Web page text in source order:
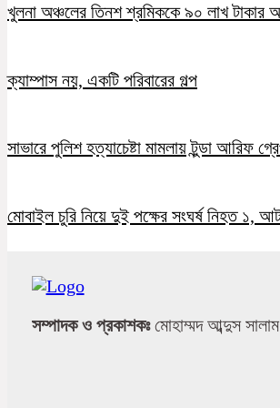
খুলনা অঞ্চলের তিনশ শ্রমিককে ৯০ লাখ টাকার
ক্যাম্পাস নয়, একটি পরিবারের গল্প
সাভারে পুলিশ হত্যাচেষ্টা মামলায় টুন্ডা আরিফ
মোবাইল চুরি নিয়ে দুই পক্ষের সংঘর্ষ নিহত ১,
সম্পাদক ও প্রকাশকঃমোহাম্মদ আব্দুস